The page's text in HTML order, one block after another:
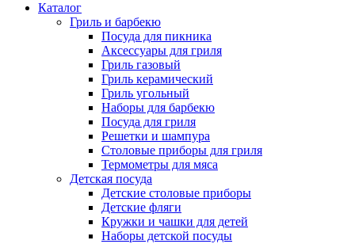
Каталог
Гриль и барбекю
Посуда для пикника
Аксессуары для гриля
Гриль газовый
Гриль керамический
Гриль угольный
Наборы для барбекю
Посуда для гриля
Решетки и шампура
Столовые приборы для гриля
Термометры для мяса
Детская посуда
Детские столовые приборы
Детские фляги
Кружки и чашки для детей
Наборы детской посуды